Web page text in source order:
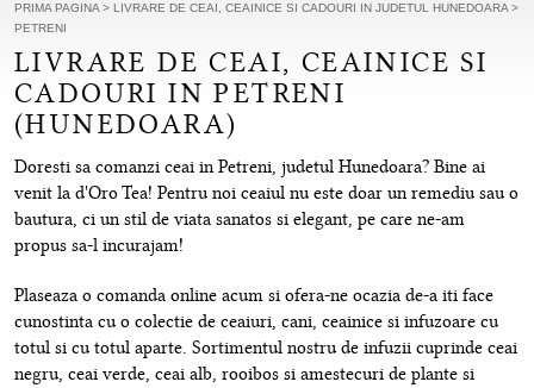
PRIMA PAGINA > LIVRARE DE CEAI, CEAINICE SI CADOURI IN JUDETUL HUNEDOARA >
PETRENI
LIVRARE DE CEAI, CEAINICE SI
CADOURI IN PETRENI
(HUNEDOARA)
Doresti sa comanzi ceai in Petreni, judetul Hunedoara? Bine ai
venit la d'Oro Tea! Pentru noi ceaiul nu este doar un remediu sau o
bautura, ci un stil de viata sanatos si elegant, pe care ne-am
propus sa-l incurajam!
Plaseaza o comanda online acum si ofera-ne ocazia de-a iti face
cunostinta cu o colectie de ceaiuri, cani, ceainice si infuzoare cu
totul si cu totul aparte. Sortimentul nostru de infuzii cuprinde ceai
negru, ceai verde, ceai alb, rooibos si amestecuri de plante si